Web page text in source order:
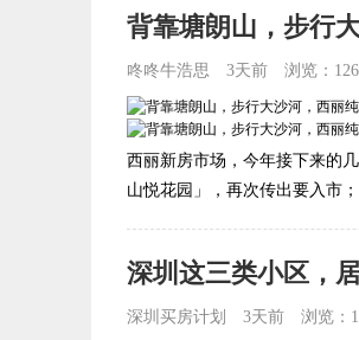
背靠塘朗山，步行
咚咚牛浩思 3天前 浏览：
西丽新房市场，今年接下来的
山悦花园」，再次传出要入市
深圳这三类小区，
深圳买房计划 3天前
浏览：